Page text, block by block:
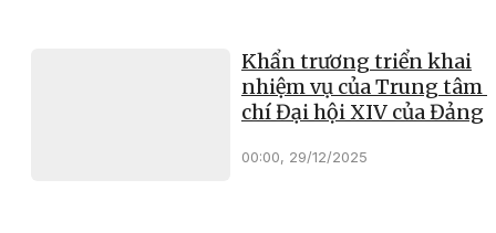
Khẩn trương triển khai
nhiệm vụ của Trung tâm
chí Đại hội XIV của Đảng
00:00, 29/12/2025